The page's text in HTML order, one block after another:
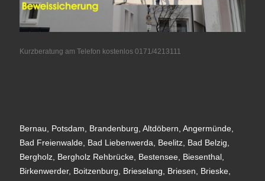
Kurzberatung am Telefon kostenlos 0171/4213111
Bernau, Potsdam, Brandenburg, Altdöbern, Angermünde,
Bad Freienwalde, Bad Liebenwerda, Beelitz, Bad Belzig,
Bergholz, Bergholz Rehbrücke, Bestensee, Biesenthal,
Birkenwerder, Boitzenburg, Brieselang, Briesen, Brieske,